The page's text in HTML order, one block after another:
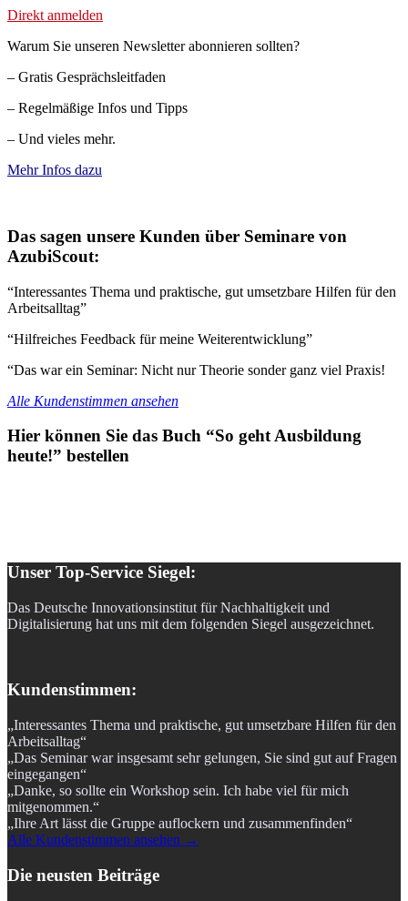
Direkt anmelden
Warum Sie unseren Newsletter abonnieren sollten?
– Gratis Gesprächsleitfaden
– Regelmäßige Infos und Tipps
– Und vieles mehr.
Mehr Infos dazu
Das sagen unsere Kunden über Seminare von
AzubiScout:
“Interessantes Thema und praktische, gut umsetzbare Hilfen für den
Arbeitsalltag”
“Hilfreiches Feedback für meine Weiterentwicklung”
“Das war ein Seminar: Nicht nur Theorie sonder ganz viel Praxis!
Alle Kundenstimmen ansehen
Hier können Sie das Buch “So geht Ausbildung
heute!” bestellen
Unser Top-Service Siegel:
Das Deutsche Innovationsinstitut für Nachhaltigkeit und
Digitalisierung hat uns mit dem folgenden Siegel ausgezeichnet.
Kundenstimmen:
„Interessantes Thema und praktische, gut umsetzbare Hilfen für den
Arbeitsalltag“
„Das Seminar war insgesamt sehr gelungen, Sie sind gut auf Fragen
eingegangen“
„Danke, so sollte ein Workshop sein. Ich habe viel für mich
mitgenommen.“
„Ihre Art lässt die Gruppe auflockern und zusammenfinden“
Alle Kundenstimmen ansehen →
Die neusten Beiträge